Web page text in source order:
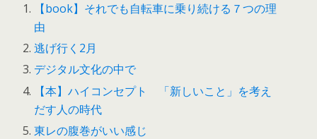
【book】それでも自転車に乗り続ける７つの理
由
逃げ行く2月
デジタル文化の中で
【本】ハイコンセプト 「新しいこと」を考え
だす人の時代
東レの腹巻がいい感じ